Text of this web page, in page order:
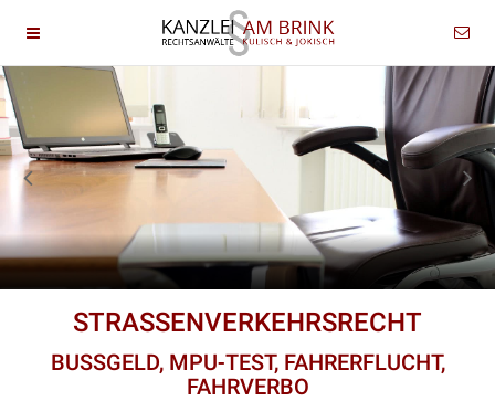
STRASSENVERKEHRSRECHT
BUSSGELD, MPU-TEST, FAHRERFLUCHT,
FAHRVERBO